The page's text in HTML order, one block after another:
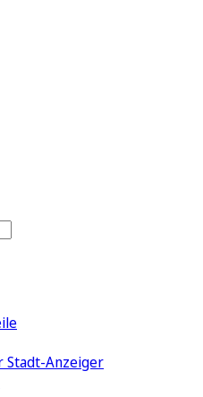
Stadt-Anzeiger